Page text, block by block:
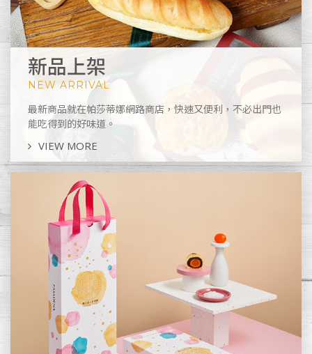
新品上架
NEW ARRIVAL
最新商品就在帕莎蒂娜網路商店，快速又便利，不必出門也
能吃得到的好味道。
VIEW MORE